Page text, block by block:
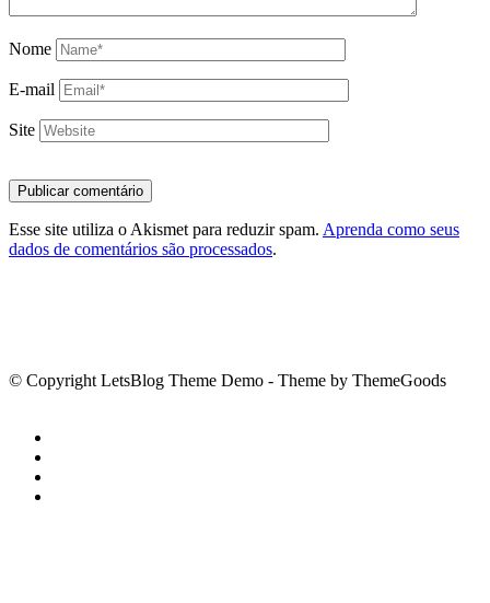
Nome
E-mail
Site
Esse site utiliza o Akismet para reduzir spam. Aprenda como seus
dados de comentários são processados.
© Copyright LetsBlog Theme Demo - Theme by ThemeGoods